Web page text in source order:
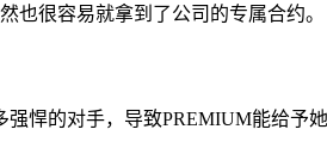
也很容易就拿到了公司的专属合约。
悍的对手，导致PREMIUM能给予